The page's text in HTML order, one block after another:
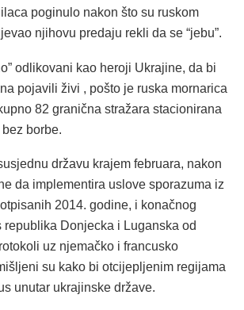
poginulo nakon što su ruskom
njihovu predaju rekli da se “jebu”.
odlikovani kao heroji Ukrajine, da bi
pojavili živi , ​​pošto je ruska mornarica
82 granična stražara stacionirana
borbe.
državu krajem februara, nakon
da implementira uslove sporazuma iz
2014. godine, i konačnog
republika Donjecka i Luganska od
uz njemačko i francusko
su kako bi otcijepljenim regijama
unutar ukrajinske države.